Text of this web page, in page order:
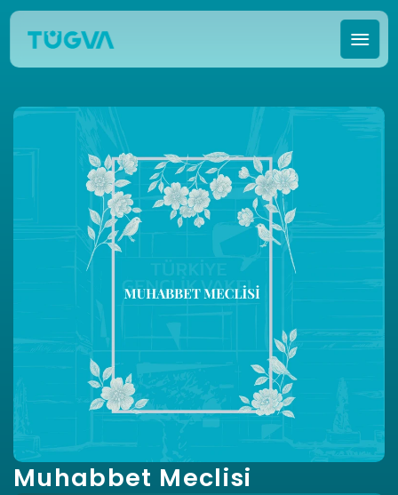
Muhabbet Meclisi